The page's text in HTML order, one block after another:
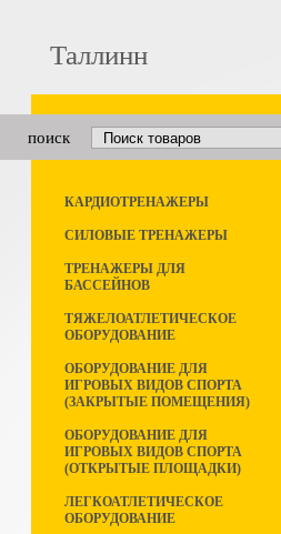
Таллинн
поиск
КАРДИОТРЕНАЖЕРЫ
СИЛОВЫЕ ТРЕНАЖЕРЫ
ТРЕНАЖЕРЫ ДЛЯ
БАССЕЙНОВ
ТЯЖЕЛОАТЛЕТИЧЕСКОЕ
ОБОРУДОВАНИЕ
ОБОРУДОВАНИЕ ДЛЯ
ИГРОВЫХ ВИДОВ СПОРТА
(ЗАКРЫТЫЕ ПОМЕЩЕНИЯ)
ОБОРУДОВАНИЕ ДЛЯ
ИГРОВЫХ ВИДОВ СПОРТА
(ОТКРЫТЫЕ ПЛОЩАДКИ)
ЛЕГКОАТЛЕТИЧЕСКОЕ
ОБОРУДОВАНИЕ